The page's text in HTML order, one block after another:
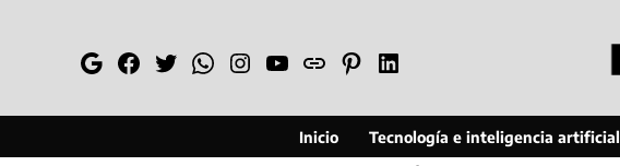
GoogleFacebook
TwitterWhatsapp
Instagram
YouTube
WebPinterestLinkedin
Inicio Tecnología e inteligencia artificial